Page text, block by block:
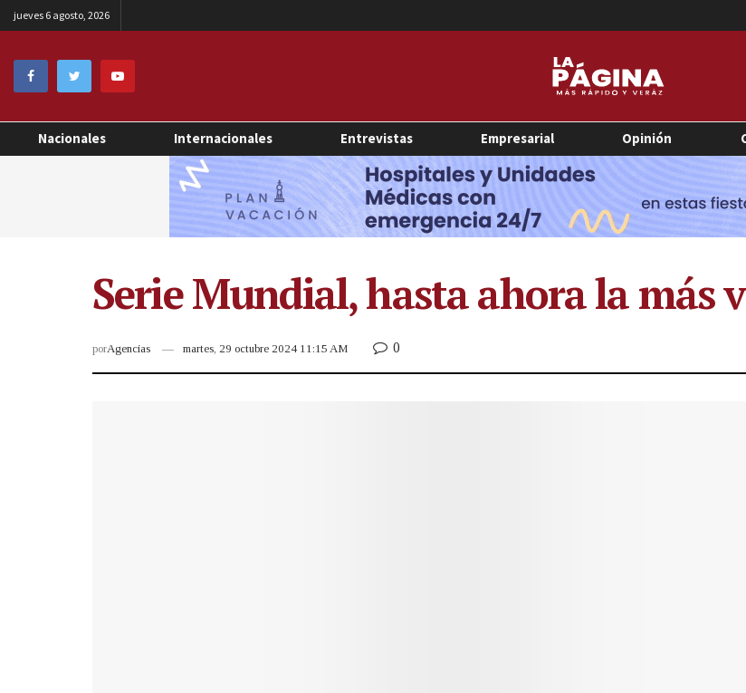
jueves 6 agosto, 2026
Nacionales Internacionales Entrevistas Empresarial Opinión
Serie Mundial, hasta ahora la más
porAgencias martes, 29 octubre 2024 11:15 AM 0